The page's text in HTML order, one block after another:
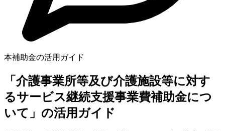
本補助金の活用ガイド
「介護事業所等及び介護施設等に対す
るサービス継続支援事業費補助金につ
いて」の活用ガイド